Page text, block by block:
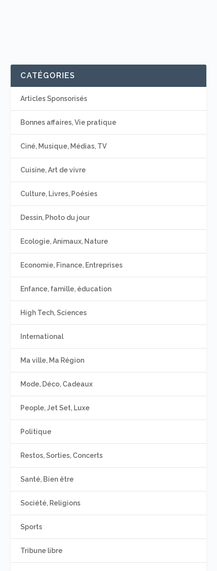
CATÉGORIES
Articles Sponsorisés
Bonnes affaires, Vie pratique
Ciné, Musique, Médias, TV
Cuisine, Art de vivre
Culture, Livres, Poésies
Dessin, Photo du jour
Ecologie, Animaux, Nature
Economie, Finance, Entreprises
Enfance, famille, éducation
High Tech, Sciences
International
Ma ville, Ma Région
Mode, Déco, Cadeaux
People, Jet Set, Luxe
Politique
Restos, Sorties, Concerts
Santé, Bien être
Société, Religions
Sports
Tribune libre